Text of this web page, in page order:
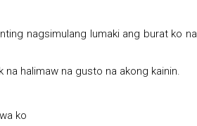
nagsimulang lumaki ang burat ko na
halimaw na gusto na akong kainin.
ko